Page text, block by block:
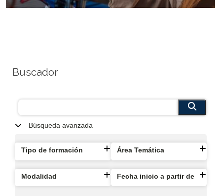
Buscador
Búsqueda avanzada
Tipo de formación Área Temática
Modalidad Fecha inicio a partir de